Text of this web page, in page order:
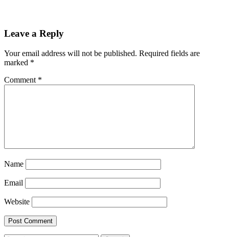
Leave a Reply
Your email address will not be published. Required fields are
marked *
Comment *
Name
Email
Website